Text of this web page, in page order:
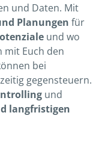
und Daten. Mit
Planungen für
und wo
mit Euch den
bei
gegensteuern.
und
langfristigen